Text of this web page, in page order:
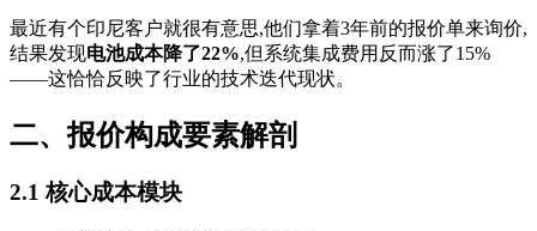
最近有个印尼客户就很有意思,他们拿着3年前的报价单来询价,
结果发现电池成本降了22%,但系统集成费用反而涨了15%
——这恰恰反映了行业的技术迭代现状。
二、报价构成要素解剖
2.1 核心成本模块